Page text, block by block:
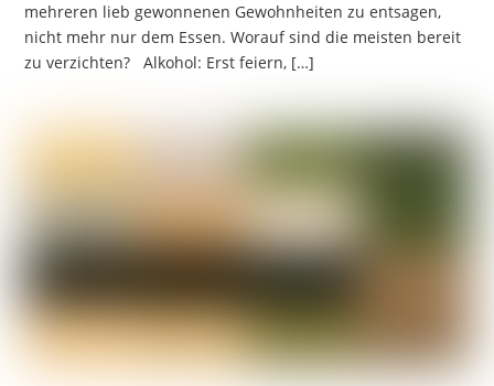
mehreren lieb gewonnenen Gewohnheiten zu entsagen,
nicht mehr nur dem Essen. Worauf sind die meisten bereit
zu verzichten? Alkohol: Erst feiern, […]